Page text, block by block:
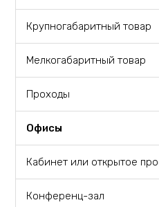
Крупногабаритный товар
Мелкогабаритный товар
Проходы
Офисы
Кабинет или открытое
Конференц-зал